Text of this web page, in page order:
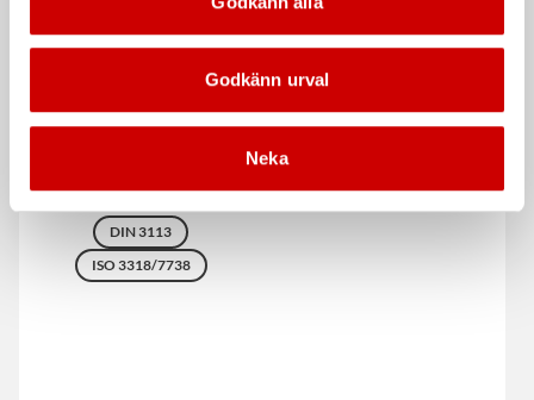
Godkänn urval
Neka
Blocknyckel Wurth
även på skadade muttrar/bultar
DIN 3113
ISO 3318/7738
Spärrskaft 1/2" 250mm
DIN 3122
ISO 3315